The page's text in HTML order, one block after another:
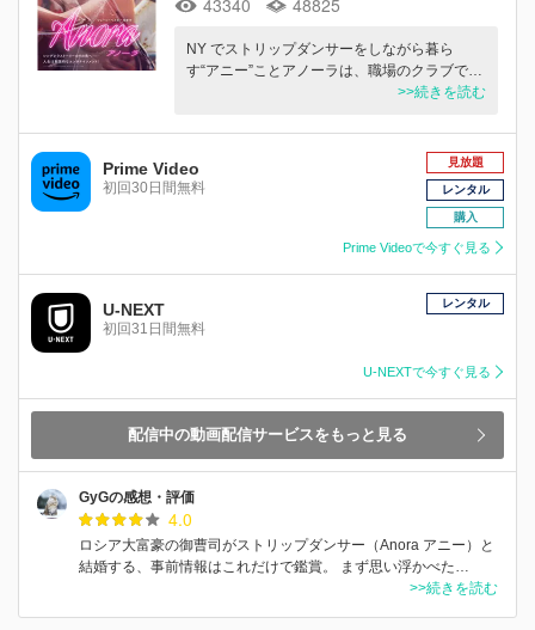
NY でストリップダンサーをしながら暮ら
す“アニー”ことアノーラは、職場のクラブで…
>>続きを読む
Prime Video
初回30日間無料
見放題
レンタル
購入
Prime Videoで今すぐ見る
U-NEXT
初回31日間無料
レンタル
U-NEXTで今すぐ見る
配信中の動画配信サービスをもっと見る
GyGの感想・評価
4.0
ロシア大富豪の御曹司がストリップダンサー（Anora アニー）と
結婚する、事前情報はこれだけで鑑賞。 まず思い浮かべた…
>>続きを読む